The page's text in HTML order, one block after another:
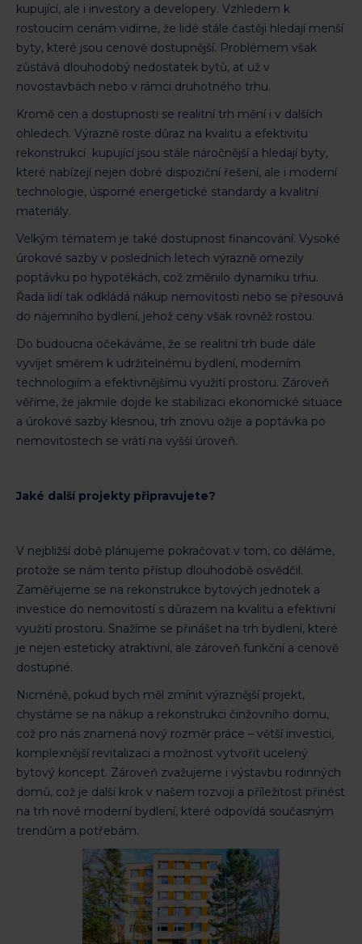
kupující, ale i investory a developery. Vzhledem k
rostoucím cenám vidíme, že lidé stále častěji hledají menší
byty, které jsou cenově dostupnější. Problémem však
zůstává dlouhodobý nedostatek bytů, ať už v
novostavbách nebo v rámci druhotného trhu.
Kromě cen a dostupnosti se realitní trh mění i v dalších
ohledech. Výrazně roste důraz na kvalitu a efektivitu
rekonstrukcí kupující jsou stále náročnější a hledají byty,
které nabízejí nejen dobré dispoziční řešení, ale i moderní
technologie, úsporné energetické standardy a kvalitní
materiály.
Velkým tématem je také dostupnost financování. Vysoké
úrokové sazby v posledních letech výrazně omezily
poptávku po hypotékách, což změnilo dynamiku trhu.
Řada lidí tak odkládá nákup nemovitosti nebo se přesouvá
do nájemního bydlení, jehož ceny však rovněž rostou.
Do budoucna očekáváme, že se realitní trh bude dále
vyvíjet směrem k udržitelnému bydlení, moderním
technologiím a efektivnějšímu využití prostoru. Zároveň
věříme, že jakmile dojde ke stabilizaci ekonomické situace
a úrokové sazby klesnou, trh znovu ožije a poptávka po
nemovitostech se vrátí na vyšší úroveň.
Jaké další projekty připravujete?
V nejbližší době plánujeme pokračovat v tom, co děláme,
protože se nám tento přístup dlouhodobě osvědčil.
Zaměřujeme se na rekonstrukce bytových jednotek a
investice do nemovitostí s důrazem na kvalitu a efektivní
využití prostoru. Snažíme se přinášet na trh bydlení, které
je nejen esteticky atraktivní, ale zároveň funkční a cenově
dostupné.
Nicméně, pokud bych měl zmínit výraznější projekt,
chystáme se na nákup a rekonstrukci činžovního domu,
což pro nás znamená nový rozměr práce – větší investici,
komplexnější revitalizaci a možnost vytvořit ucelený
bytový koncept. Zároveň zvažujeme i výstavbu rodinných
domů, což je další krok v našem rozvoji a příležitost přinést
na trh nové moderní bydlení, které odpovídá současným
trendům a potřebám.